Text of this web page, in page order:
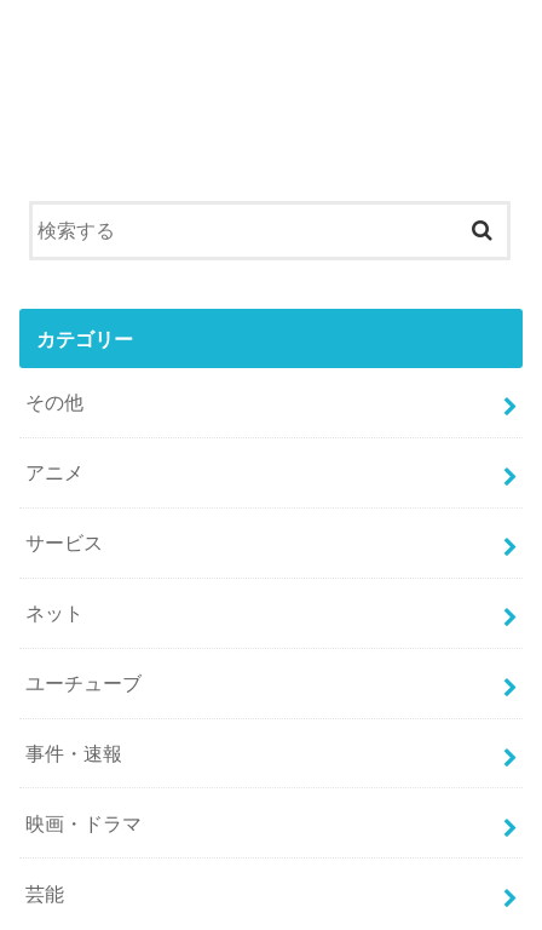
カテゴリー
その他
アニメ
サービス
ネット
ユーチューブ
事件・速報
映画・ドラマ
芸能